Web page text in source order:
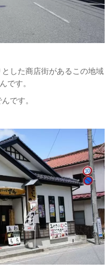
した商店街があるこの地域
です。
です。